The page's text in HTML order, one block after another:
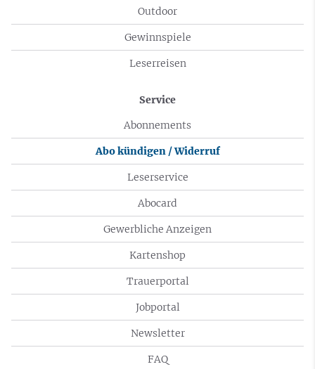
Outdoor
Gewinnspiele
Leserreisen
Service
Abonnements
Abo kündigen / Widerruf
Leserservice
Abocard
Gewerbliche Anzeigen
Kartenshop
Trauerportal
Jobportal
Newsletter
FAQ